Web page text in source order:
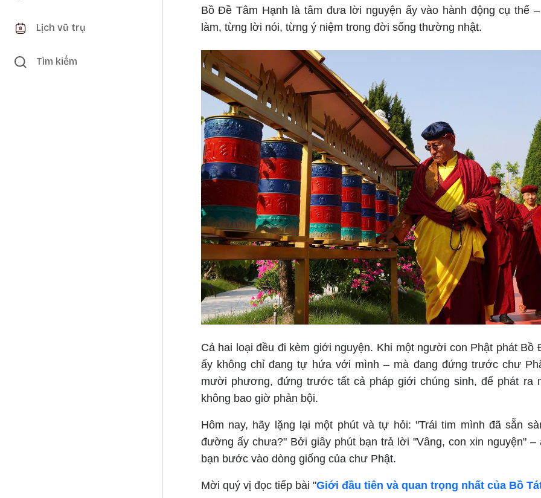
Lịch vũ trụ
Tìm kiếm
Bồ Đề Tâm Hạnh là tâm đưa lời nguyện ấy vào hành động cụ thể
làm, từng lời nói, từng ý niệm trong đời sống thường nhật.
Cả hai loại đều đi kèm giới nguyện. Khi một người con Phật phát Bồ
ấy không chỉ đang tự hứa với mình – mà đang đứng trước chư
mười phương, đứng trước tất cả pháp giới chúng sinh, để phát ra
không bao giờ phản bội.
Hôm nay, hãy lặng lại một phút và tự hỏi: "Trái tim mình đã sẵn
đường ấy chưa?" Bởi giây phút bạn trả lời "Vâng, con xin nguyện" –
bạn bước vào dòng giống của chư Phật.
Mời quý vị đọc tiếp bài "Giới đầu tiên và quan trọng nhất của Bồ